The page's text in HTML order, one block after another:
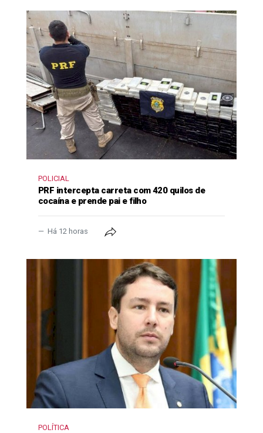
POLICIAL
PRF intercepta carreta com 420 quilos de
cocaína e prende pai e filho
Há 12 horas
POLÍTICA